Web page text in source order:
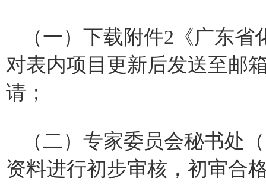
（一）下载附件2《广东
对表内项目更新后发送至邮
请；
（二）专家委员会秘书处
资料进行初步审核，初审合